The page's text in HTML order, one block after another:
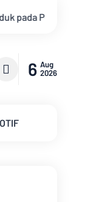
oleh Media
6 Aug
2026